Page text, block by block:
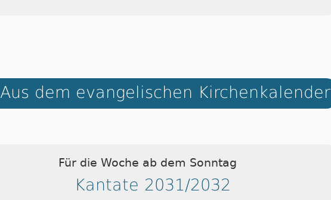
Aus dem evangelischen Kirchenkalender
Für die Woche ab dem Sonntag
Kantate 2031/2032